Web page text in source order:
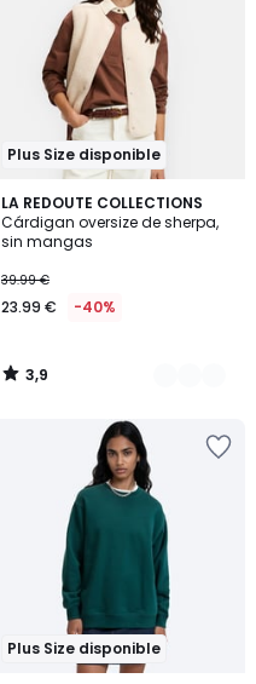
Plus Size disponible
LA REDOUTE COLLECTIONS
Cárdigan oversize de sherpa,
sin mangas
39.99 €
23.99 € -40%
3,9
/ 5
3
Colores
3,9
/
Plus Size disponible